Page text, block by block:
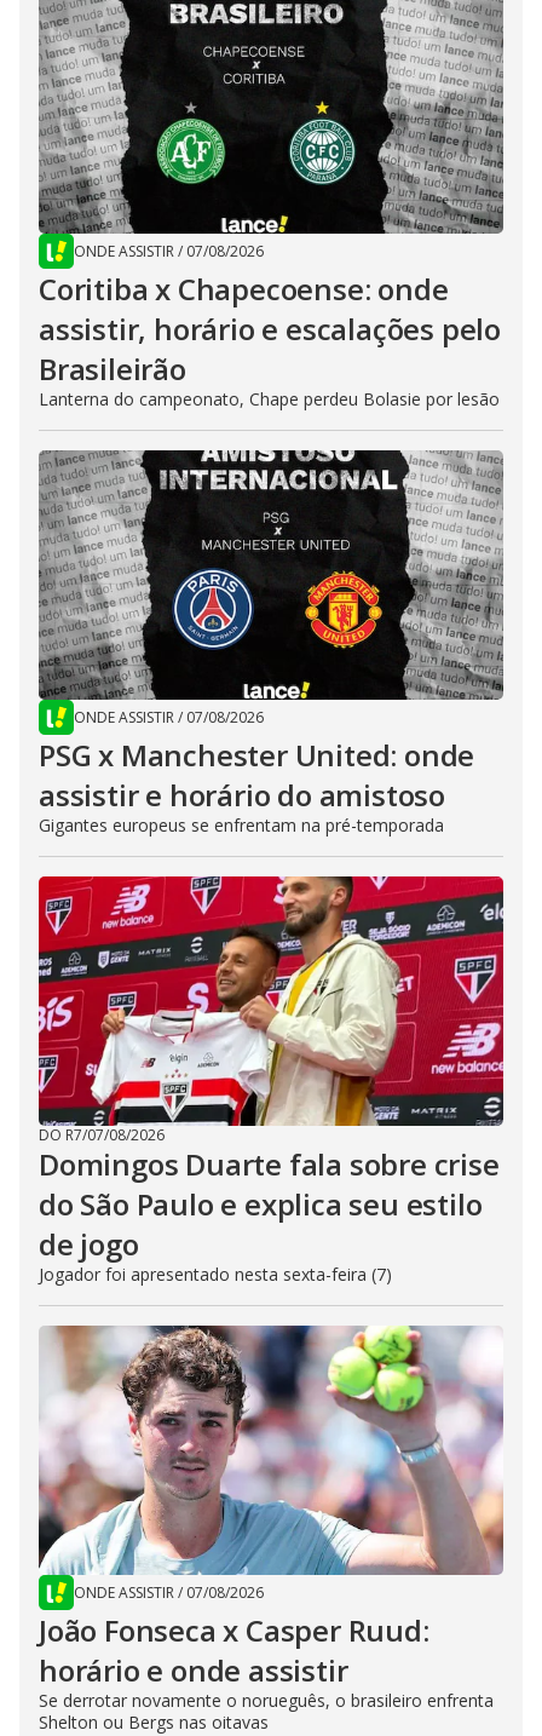
ONDE ASSISTIR/ 07/08/2026
Coritiba x Chapecoense: onde
assistir, horário e escalações pelo
Brasileirão
Lanterna do campeonato, Chape perdeu Bolasie por lesão
ONDE ASSISTIR/ 07/08/2026
PSG x Manchester United: onde
assistir e horário do amistoso
Gigantes europeus se enfrentam na pré-temporada
DO R7/07/08/2026
Domingos Duarte fala sobre crise
do São Paulo e explica seu estilo
de jogo
Jogador foi apresentado nesta sexta-feira (7)
ONDE ASSISTIR/ 07/08/2026
João Fonseca x Casper Ruud:
horário e onde assistir
Se derrotar novamente o norueguês, o brasileiro enfrenta
Shelton ou Bergs nas oitavas